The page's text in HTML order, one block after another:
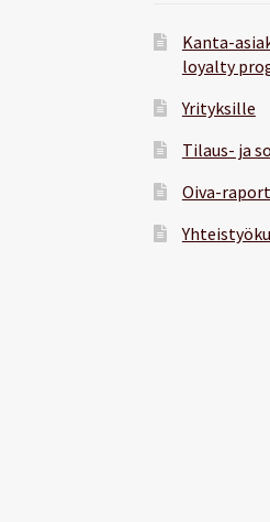
Kanta-
loyalty
Yrityksille
Tilaus- ja
Oiva-